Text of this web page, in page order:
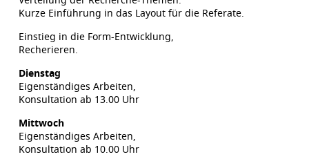
Kurze Einführung in das Layout für die Referate.
Einstieg in die Form-Entwicklung,
Recherieren.
Dienstag
Eigenständiges Arbeiten,
Konsultation ab 13.00 Uhr
Mittwoch
Eigenständiges Arbeiten,
Konsultation ab 10.00 Uhr